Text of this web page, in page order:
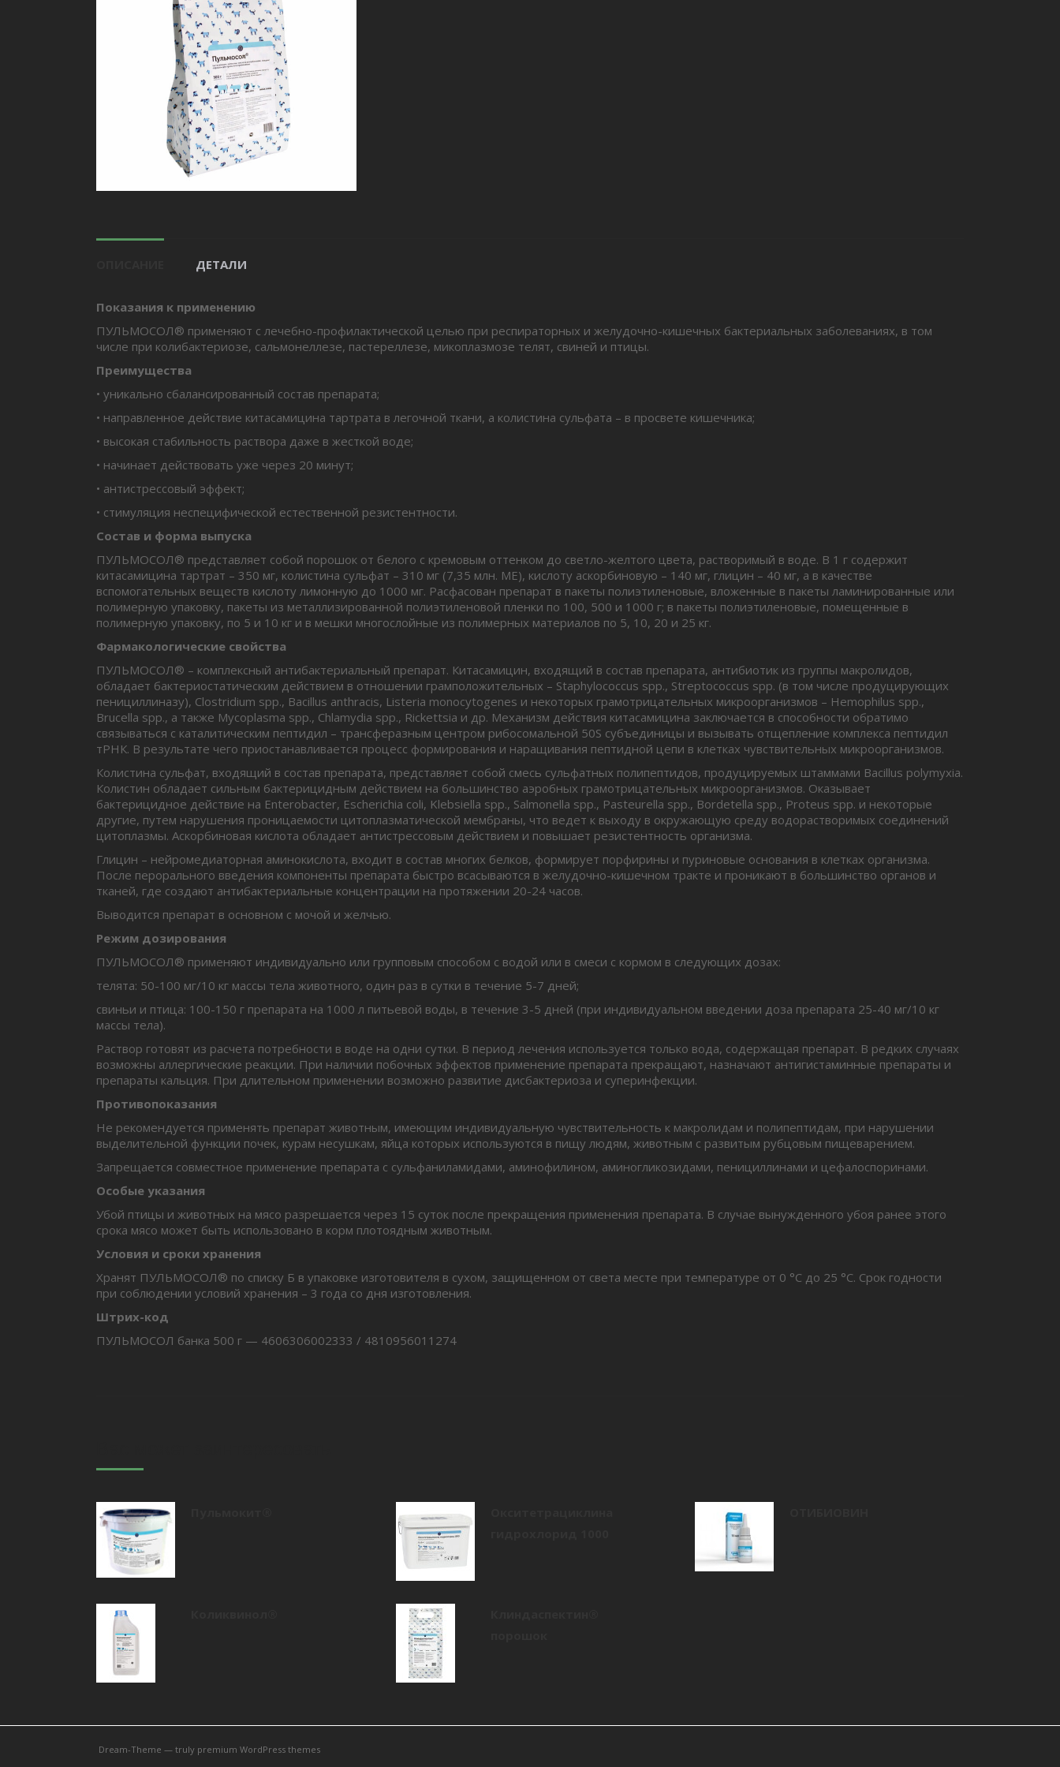
ДЕТАЛИ
Показания к применению
ПУЛЬМОСОЛ® применяют с лечебно-профилактической целью при респираторных и желудочно-кишечных бактериальных заболеваниях, в том
числе при колибактериозе, сальмонеллезе, пастереллезе, микоплазмозе телят, свиней и птицы.
Преимущества
• уникально сбалансированный состав препарата;
• направленное действие китасамицина тартрата в легочной ткани, а колистина сульфата – в просвете кишечника;
• высокая стабильность раствора даже в жесткой воде;
• начинает действовать уже через 20 минут;
• антистрессовый эффект;
• стимуляция неспецифической естественной резистентности.
Состав и форма выпуска
ПУЛЬМОСОЛ® представляет собой порошок от белого с кремовым оттенком до светло-желтого цвета, растворимый в воде. В 1 г содержит
китасамицина тартрат – 350 мг, колистина сульфат – 310 мг (7,35 млн. МЕ), кислоту аскорбиновую – 140 мг, глицин – 40 мг, а в качестве
вспомогательных веществ кислоту лимонную до 1000 мг. Расфасован препарат в пакеты полиэтиленовые, вложенные в пакеты ламинированные или
полимерную упаковку, пакеты из металлизированной полиэтиленовой пленки по 100, 500 и 1000 г; в пакеты полиэтиленовые, помещенные в
полимерную упаковку, по 5 и 10 кг и в мешки многослойные из полимерных материалов по 5, 10, 20 и 25 кг.
Фармакологические свойства
ПУЛЬМОСОЛ® – комплексный антибактериальный препарат. Китасамицин, входящий в состав препарата, антибиотик из группы макролидов,
обладает бактериостатическим действием в отношении грамположительных – Staphylococcus spp., Streptococcus spp. (в том числе продуцирующих
пенициллиназу), Clostridium spp., Bacillus anthracis, Listeria monocytogenes и некоторых грамотрицательных микроорганизмов – Hemophilus spp.,
Brucella spp., а также Mycoplasma spp., Chlamydia spp., Rickettsia и др. Механизм действия китасамицина заключается в способности обратимо
связываться с каталитическим пептидил – трансферазным центром рибосомальной 50S субъединицы и вызывать отщепление комплекса пептидил
тРНК. В результате чего приостанавливается процесс формирования и наращивания пептидной цепи в клетках чувствительных микроорганизмов.
Колистина сульфат, входящий в состав препарата, представляет собой смесь сульфатных полипептидов, продуцируемых штаммами Bacillus polymyxia.
Колистин обладает сильным бактерицидным действием на большинство аэробных грамотрицательных микроорганизмов. Оказывает
бактерицидное действие на Enterobacter, Escherichia coli, Klebsiella spp., Salmonella spp., Pasteurella spp., Bordetella spp., Proteus spp. и некоторые
другие, путем нарушения проницаемости цитоплазматической мембраны, что ведет к выходу в окружающую среду водорастворимых соединений
цитоплазмы. Аскорбиновая кислота обладает антистрессовым действием и повышает резистентность организма.
Глицин – нейромедиаторная аминокислота, входит в состав многих белков, формирует порфирины и пуриновые основания в клетках организма.
После перорального введения компоненты препарата быстро всасываются в желудочно-кишечном тракте и проникают в большинство органов и
тканей, где создают антибактериальные концентрации на протяжении 20-24 часов.
Выводится препарат в основном с мочой и желчью.
Режим дозирования
ПУЛЬМОСОЛ® применяют индивидуально или групповым способом с водой или в смеси с кормом в следующих дозах:
телята: 50-100 мг/10 кг массы тела животного, один раз в сутки в течение 5-7 дней;
свиньи и птица: 100-150 г препарата на 1000 л питьевой воды, в течение 3-5 дней (при индивидуальном введении доза препарата 25-40 мг/10 кг
массы тела).
Раствор готовят из расчета потребности в воде на одни сутки. В период лечения используется только вода, содержащая препарат. В редких случаях
возможны аллергические реакции. При наличии побочных эффектов применение препарата прекращают, назначают антигистаминные препараты и
препараты кальция. При длительном применении возможно развитие дисбактериоза и суперинфекции.
Противопоказания
Не рекомендуется применять препарат животным, имеющим индивидуальную чувствительность к макролидам и полипептидам, при нарушении
выделительной функции почек, курам несушкам, яйца которых используются в пищу людям, животным с развитым рубцовым пищеварением.
Запрещается совместное применение препарата с сульфаниламидами, аминофилином, аминогликозидами, пенициллинами и цефалоспоринами.
Особые указания
Убой птицы и животных на мясо разрешается через 15 суток после прекращения применения препарата. В случае вынужденного убоя ранее этого
срока мясо может быть использовано в корм плотоядным животным.
Условия и сроки хранения
Хранят ПУЛЬМОСОЛ® по списку Б в упаковке изготовителя в сухом, защищенном от света месте при температуре от 0 °С до 25 °С. Срок годности
при соблюдении условий хранения – 3 года со дня изготовления.
Штрих-код
ПУЛЬМОСОЛ банка 500 г — 4606306002333 / 4810956011274
Dream-Theme — truly premium WordPress themes